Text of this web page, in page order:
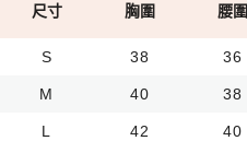
尺寸 胸圍 腰圍
S 38 36
M 40 38
L 42 40